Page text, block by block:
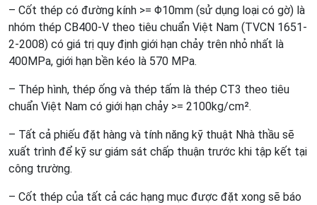
– Cốt thép có đường kính >= Φ10mm (sử dụng loại có gờ) là
nhóm thép CB400-V theo tiêu chuẩn Việt Nam (TVCN 1651-
2-2008) có giá trị quy định giới hạn chảy trên nhỏ nhất là
400MPa, giới hạn bền kéo là 570 MPa.
– Thép hình, thép ống và thép tấm là thép CT3 theo tiêu
chuẩn Việt Nam có giới hạn chảy >= 2100kg/cm².
– Tất cả phiếu đặt hàng và tính năng kỹ thuật Nhà thầu sẽ
xuất trình để kỹ sư giám sát chấp thuận trước khi tập kết tại
công trường.
– Cốt thép của tất cả các hạng mục được đặt xong sẽ báo